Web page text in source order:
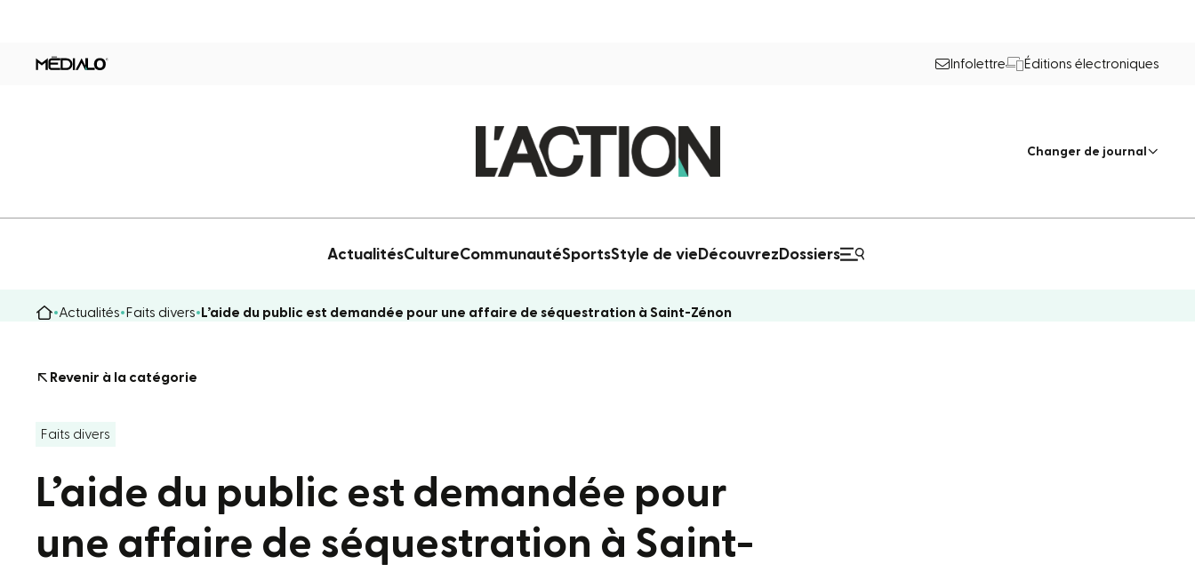
Infolettre Éditions électroniques
Changer de journal
ActualitésCultureCommunautéSportsStyle de vie Découvrez Dossiers
Actualités Faits divers L’aide du public est demandée pour une affaire de séquestration à Saint-Zénon
Revenir à la catégorie
Faits divers
L’aide du public est demandée pour
une affaire de séquestration à Saint-